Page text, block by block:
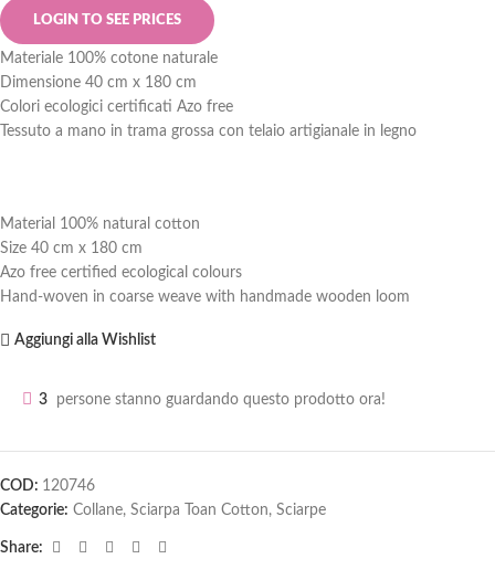
LOGIN TO SEE PRICES
Materiale 100% cotone naturale
Dimensione 40 cm x 180 cm
Colori ecologici certificati Azo free
Tessuto a mano in trama grossa con telaio artigianale in legno
Material 100% natural cotton
Size 40 cm x 180 cm
Azo free certified ecological colours
Hand-woven in coarse weave with handmade wooden loom
Aggiungi alla Wishlist
3 persone stanno guardando questo prodotto ora!
COD: 120746
Categorie: Collane, Sciarpa Toan Cotton, Sciarpe
Share: